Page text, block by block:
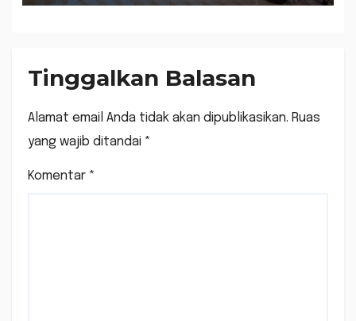
Dini di Yayasan Ash-
Tinggalkan Balasan
Alamat email Anda tidak akan dipublikasikan. Ruas
yang wajib ditandai *
Komentar *